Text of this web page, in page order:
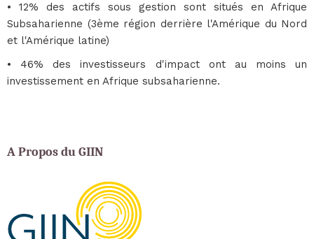
• 12% des actifs sous gestion sont situés en Afrique
Subsaharienne (3ème région derrière l'Amérique du Nord
et l'Amérique latine)
• 46% des investisseurs d'impact ont au moins un
investissement en Afrique subsaharienne.
A Propos du GIIN